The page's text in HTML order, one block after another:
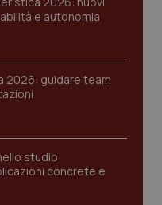
e autonomia
2026: guidare team
studio
concrete e
.youtube.com